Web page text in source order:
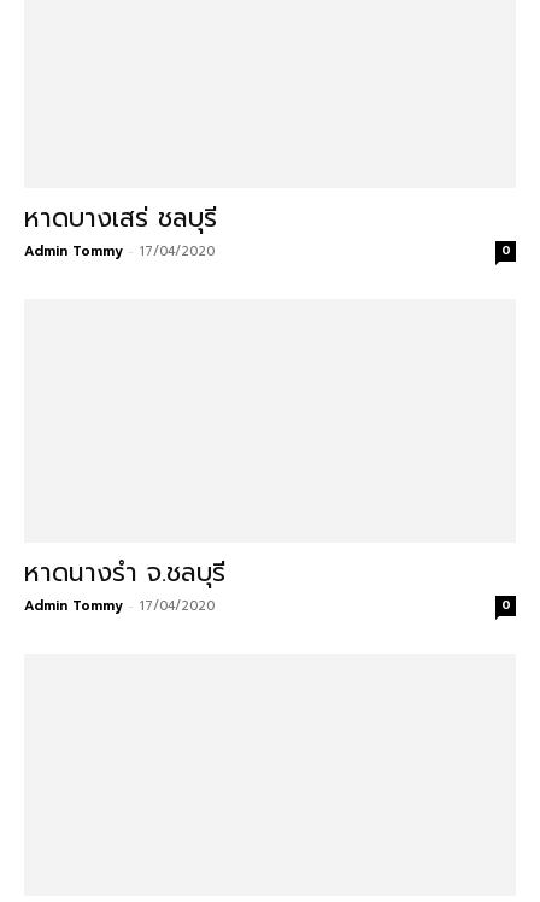
หาดบางเสร่ ชลบุรี
Admin Tommy - 17/04/2020 0
หาดนางรำ จ.ชลบุรี
Admin Tommy - 17/04/2020 0